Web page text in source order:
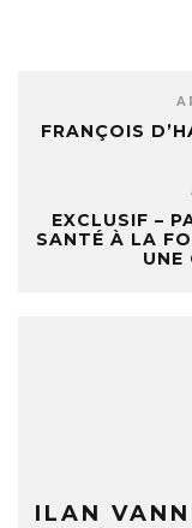
FRANÇOIS
EXCLUSIF –
SANTÉ À LA
UNE
ILAN